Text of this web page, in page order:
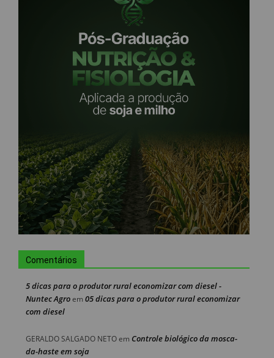
Comentários
5 dicas para o produtor rural economizar com diesel -
Nuntec Agroem 05 dicas para o produtor rural economizar
com diesel
GERALDO SALGADO NETOem Controle biológico da mosca-
da-haste em soja